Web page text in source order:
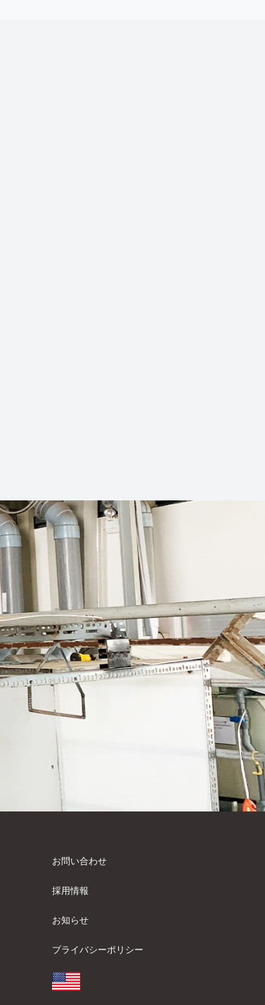
お問い合わせ
採用情報
お知らせ
プライバシーポリシー